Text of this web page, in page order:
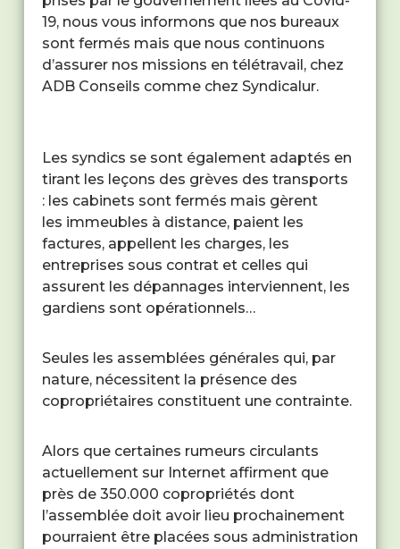
19, nous vous informons que nos bureaux
sont fermés mais que nous continuons
d’assurer nos missions en télétravail, chez
ADB Conseils comme chez Syndicalur.
Les syndics se sont également adaptés en
tirant les leçons des grèves des transports
: les cabinets sont fermés mais gèrent
les immeubles à distance, paient les
factures, appellent les charges, les
entreprises sous contrat et celles qui
assurent les dépannages interviennent, les
gardiens sont opérationnels…
Seules les assemblées générales qui, par
nature, nécessitent la présence des
copropriétaires constituent une contrainte.
Alors que certaines rumeurs circulants
actuellement sur Internet affirment que
près de 350.000 copropriétés dont
l’assemblée doit avoir lieu prochainement
pourraient être placées sous administration